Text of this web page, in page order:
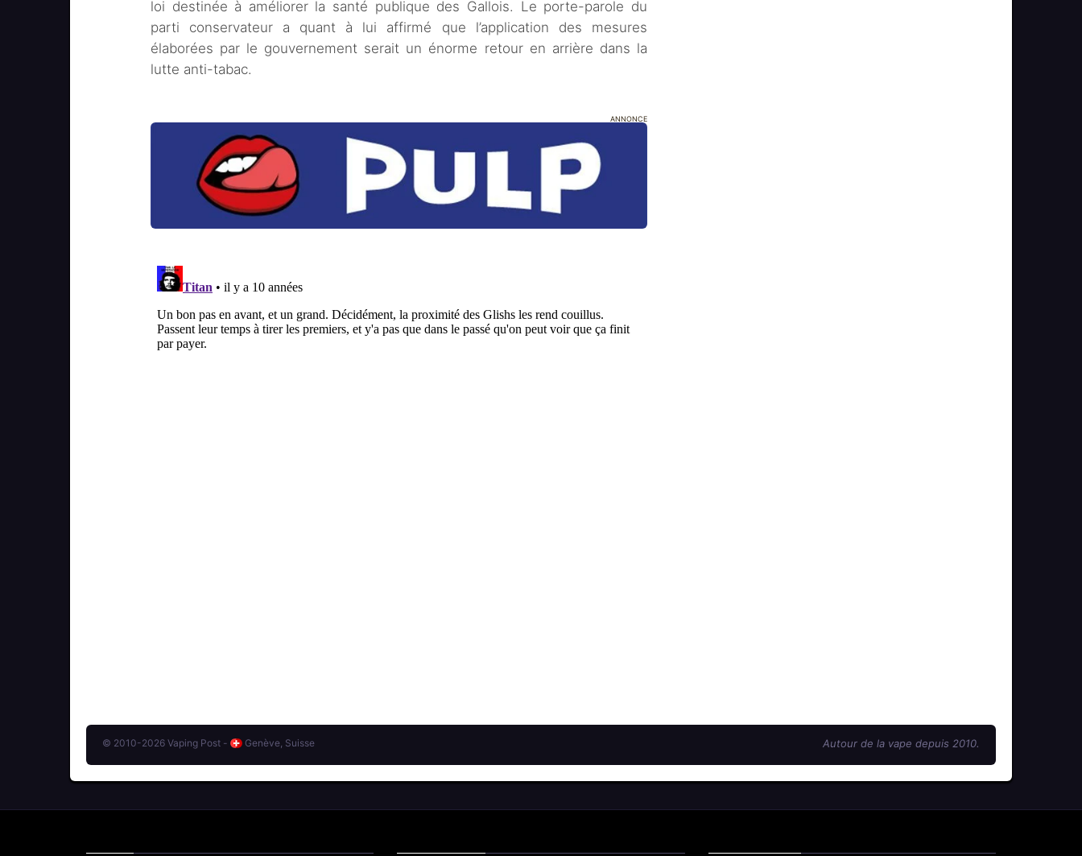
loi destinée à améliorer la santé publique des Gallois. Le porte-parole du
parti conservateur a quant à lui affirmé que l’application des mesures
élaborées par le gouvernement serait un énorme retour en arrière dans la
lutte anti-tabac.
ANNONCE
© 2010-2026 Vaping Post - Genève, Suisse Autour de la vape depuis 2010.